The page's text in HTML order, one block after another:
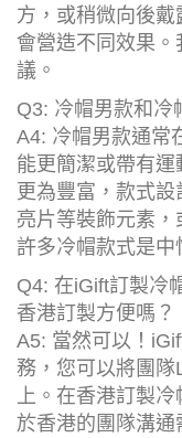
方，或稍微向後
會營造不同效果
議。
Q3: 冷帽男款和冷
A4: 冷帽男款通常
能更簡潔或帶有
更為豐富，款式設
亮片等裝飾元素，
許多冷帽款式是中
Q4: 在iGift訂製冷
香港訂製方便嗎？
A5: 當然可以！
務，您可以將團
上。在香港訂製
於香港的團隊溝